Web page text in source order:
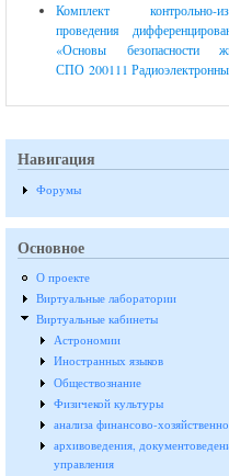
Комплект
проведения
«Основы безопасности
СПО 200111
Навигация
Форумы
Основное
О проекте
Виртуальные лаборатории
Виртуальные кабинеты
Астрономии
Иностранных языков
Обществознание
Физичекой культуры
анализа финансово-
архивоведения,
управления